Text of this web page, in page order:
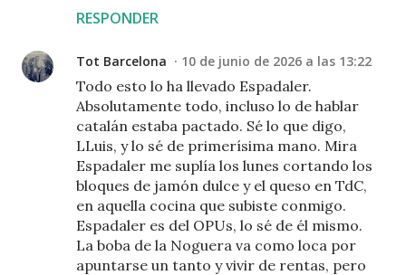
RESPONDER
Tot Barcelona 10 de junio de 2026 a las 13:22
Todo esto lo ha llevado Espadaler.
Absolutamente todo, incluso lo de hablar
catalán estaba pactado. Sé lo que digo,
LLuis, y lo sé de primerísima mano. Mira
Espadaler me suplía los lunes cortando los
bloques de jamón dulce y el queso en TdC,
en aquella cocina que subiste conmigo.
Espadaler es del OPUs, lo sé de él mismo.
La boba de la Noguera va como loca por
apuntarse un tanto y vivir de rentas, pero